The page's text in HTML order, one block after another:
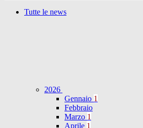
Tutte le news
2026
Gennaio 1
Febbraio
Marzo 1
Aprile 1